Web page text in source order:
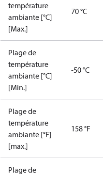
température
ambiante [°C]
[Max.]
70 °C
Plage de
température
ambiante [°C]
[Min.]
-50 °C
Plage de
température
ambiante [°F]
[max.]
158 °F
Plage de